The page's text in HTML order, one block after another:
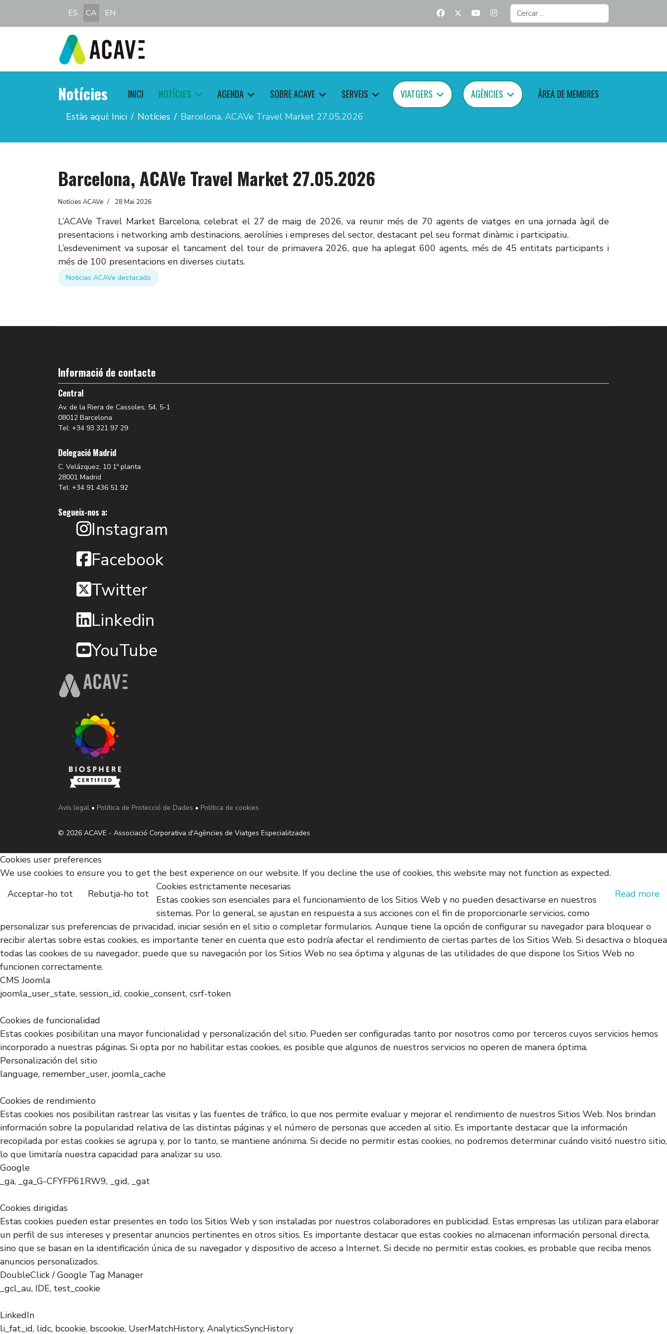
Seleccioni el seu idioma
ES CA EN
...
INICI NOTÍCIES AGENDA SOBRE ACAVE SERVEIS VIATGERS AGÈNCIES ÀREA DE MEMBRES
Notícies
Estàs aquí: Inici Notícies Barcelona, ACAVe Travel Market 27.05.2026
Barcelona, ACAVe Travel Market 27.05.2026
Notícies ACAVe 28 Mai 2026
L’ACAVe Travel Market Barcelona, celebrat el 27 de maig de 2026, va reunir més de 70 agents de viatges en una jornada àgil de
presentacions i networking amb destinacions, aerolínies i empreses del sector, destacant pel seu format dinàmic i participatiu.
L’esdeveniment va suposar el tancament del tour de primavera 2026, que ha aplegat 600 agents, més de 45 entitats participants i
més de 100 presentacions en diverses ciutats.
Noticias ACAVe destacado
Informació de contacte
Central
Av. de la Riera de Cassoles, 54, 5-1
08012 Barcelona
Tel: +34 93 321 97 29
Delegació Madrid
C. Velázquez, 10 1ª planta
28001 Madrid
Tel: +34 91 436 51 92
Segueix-nos a:
Instagram
Facebook
Twitter
Linkedin
YouTube
Avís legal • Política de Protecció de Dades • Política de cookies
© 2026 ACAVE - Associació Corporativa d'Agències de Viatges Especialitzades
Cookies user preferences
We use cookies to ensure you to get the best experience on our website. If you decline the use of cookies, this website may not function as expected.
Acceptar-ho tot
Rebutja-ho tot Read more
Cookies estrictamente necesarias
Estas cookies son esenciales para el funcionamiento de los Sitios Web y no pueden desactivarse en nuestros
sistemas. Por lo general, se ajustan en respuesta a sus acciones con el fin de proporcionarle servicios, como
personalizar sus preferencias de privacidad, iniciar sesión en el sitio o completar formularios. Aunque tiene la opción de configurar su navegador para bloquear o
recibir alertas sobre estas cookies, es importante tener en cuenta que esto podría afectar el rendimiento de ciertas partes de los Sitios Web. Si desactiva o bloquea
todas las cookies de su navegador, puede que su navegación por los Sitios Web no sea óptima y algunas de las utilidades de que dispone los Sitios Web no
funcionen correctamente.
CMS Joomla
joomla_user_state, session_id, cookie_consent, csrf-token
Cookies de funcionalidad
Estas cookies posibilitan una mayor funcionalidad y personalización del sitio. Pueden ser configuradas tanto por nosotros como por terceros cuyos servicios hemos
incorporado a nuestras páginas. Si opta por no habilitar estas cookies, es posible que algunos de nuestros servicios no operen de manera óptima.
Personalización del sitio
language, remember_user, joomla_cache
Cookies de rendimiento
Estas cookies nos posibilitan rastrear las visitas y las fuentes de tráfico, lo que nos permite evaluar y mejorar el rendimiento de nuestros Sitios Web. Nos brindan
información sobre la popularidad relativa de las distintas páginas y el número de personas que acceden al sitio. Es importante destacar que la información
recopilada por estas cookies se agrupa y, por lo tanto, se mantiene anónima. Si decide no permitir estas cookies, no podremos determinar cuándo visitó nuestro sitio,
lo que limitaría nuestra capacidad para analizar su uso.
Google
_ga, _ga_G-CFYFP61RW9, _gid, _gat
Cookies dirigidas
Estas cookies pueden estar presentes en todo los Sitios Web y son instaladas por nuestros colaboradores en publicidad. Estas empresas las utilizan para elaborar
un perfil de sus intereses y presentar anuncios pertinentes en otros sitios. Es importante destacar que estas cookies no almacenan información personal directa,
sino que se basan en la identificación única de su navegador y dispositivo de acceso a Internet. Si decide no permitir estas cookies, es probable que reciba menos
anuncios personalizados.
DoubleClick / Google Tag Manager
_gcl_au, IDE, test_cookie
LinkedIn
li_fat_id, lidc, bcookie, bscookie, UserMatchHistory, AnalyticsSyncHistory